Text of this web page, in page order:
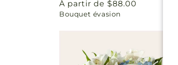
Prix
habituel
À partir de $88.00
Bouquet évasion